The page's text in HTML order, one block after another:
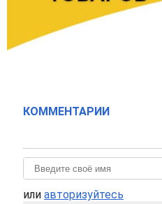
КОММЕНТАРИИ
или авторизуйтесь